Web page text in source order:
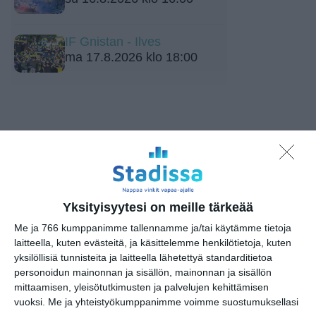
Yksityisyytesi on meille tärkeää
Me ja 766 kumppanimme tallennamme ja/tai käytämme tietoja
laitteella, kuten evästeitä, ja käsittelemme henkilötietoja, kuten
yksilöllisiä tunnisteita ja laitteella lähetettyä standarditietoa
personoidun mainonnan ja sisällön, mainonnan ja sisällön
mittaamisen, yleisötutkimusten ja palvelujen kehittämisen
vuoksi. Me ja yhteistyökumppanimme voimme suostumuksellasi
IF Gnistan - Ilves
ma 17.8.2026 klo 18:00
tunnelmallisista
elokuvista ulkona
Lue lisää
Bassot jyrisevät Koffin